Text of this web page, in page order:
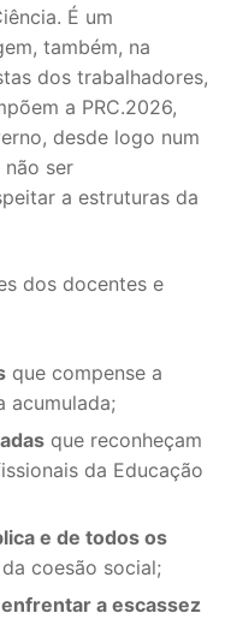
É um
também, na
dos trabalhadores,
a PRC.2026,
desde logo num
ser
a estruturas da
dos docentes e
que compense a
acumulada;
que reconheçam
da Educação
e de todos os
coesão social;
a escassez